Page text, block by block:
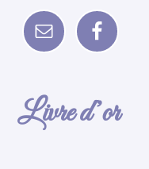
Livre d’or